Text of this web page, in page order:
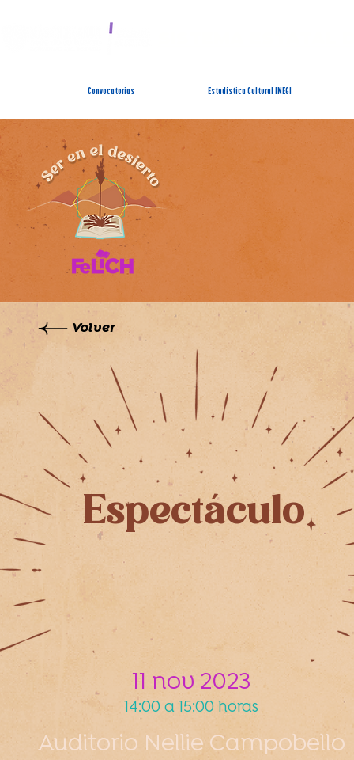
Convocatorias Estadística Cultural INEGI
Volver
Espectáculo
11 nov 2023
14:00 a 15:00 horas
Auditorio Nellie Campobello